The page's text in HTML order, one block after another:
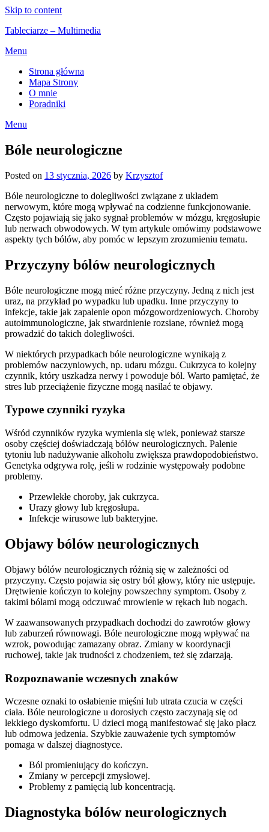
Skip to content
Tableciarze – Multimedia
Menu
Strona główna
Mapa Strony
O mnie
Poradniki
Menu
Bóle neurologiczne
Posted on 13 stycznia, 2026 by Krzysztof
Bóle neurologiczne to dolegliwości związane z układem
nerwowym, które mogą wpływać na codzienne funkcjonowanie.
Często pojawiają się jako sygnał problemów w mózgu, kręgosłupie
lub nerwach obwodowych. W tym artykule omówimy podstawowe
aspekty tych bólów, aby pomóc w lepszym zrozumieniu tematu.
Przyczyny bólów neurologicznych
Bóle neurologiczne mogą mieć różne przyczyny. Jedną z nich jest
uraz, na przykład po wypadku lub upadku. Inne przyczyny to
infekcje, takie jak zapalenie opon mózgowordzeniowych. Choroby
autoimmunologiczne, jak stwardnienie rozsiane, również mogą
prowadzić do takich dolegliwości.
W niektórych przypadkach bóle neurologiczne wynikają z
problemów naczyniowych, np. udaru mózgu. Cukrzyca to kolejny
czynnik, który uszkadza nerwy i powoduje ból. Warto pamiętać, że
stres lub przeciążenie fizyczne mogą nasilać te objawy.
Typowe czynniki ryzyka
Wśród czynników ryzyka wymienia się wiek, ponieważ starsze
osoby częściej doświadczają bólów neurologicznych. Palenie
tytoniu lub nadużywanie alkoholu zwiększa prawdopodobieństwo.
Genetyka odgrywa rolę, jeśli w rodzinie występowały podobne
problemy.
Przewlekłe choroby, jak cukrzyca.
Urazy głowy lub kręgosłupa.
Infekcje wirusowe lub bakteryjne.
Objawy bólów neurologicznych
Objawy bólów neurologicznych różnią się w zależności od
przyczyny. Często pojawia się ostry ból głowy, który nie ustępuje.
Drętwienie kończyn to kolejny powszechny symptom. Osoby z
takimi bólami mogą odczuwać mrowienie w rękach lub nogach.
W zaawansowanych przypadkach dochodzi do zawrotów głowy
lub zaburzeń równowagi. Bóle neurologiczne mogą wpływać na
wzrok, powodując zamazany obraz. Zmiany w koordynacji
ruchowej, takie jak trudności z chodzeniem, też się zdarzają.
Rozpoznawanie wczesnych znaków
Wczesne oznaki to osłabienie mięśni lub utrata czucia w części
ciała. Bóle neurologiczne u dorosłych często zaczynają się od
lekkiego dyskomfortu. U dzieci mogą manifestować się jako płacz
lub odmowa jedzenia. Szybkie zauważenie tych symptomów
pomaga w dalszej diagnostyce.
Ból promieniujący do kończyn.
Zmiany w percepcji zmysłowej.
Problemy z pamięcią lub koncentracją.
Diagnostyka bólów neurologicznych